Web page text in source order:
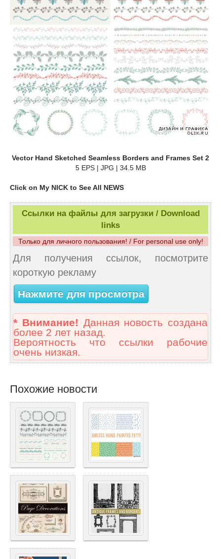
Vector Hand Sketched Seamless Borders and Frames Set 2
5 EPS | JPG | 34.5 MB
Click on My NICK to See All NEWS
Ссылки на файлы для загрузки / Download
links
Только для личного пользования! / For personal use only!
Для получения ссылок, посмотрите
короткую рекламу
Нажмите для просмотра
* Внимание! Данная новость создана
более 2 лет назад.
Вероятность что ссылки рабочие
очень низкая.
Похожие новости